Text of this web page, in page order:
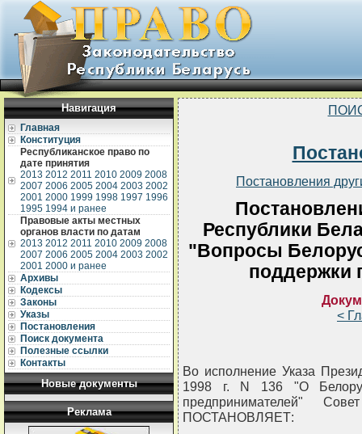
Навигация
Главная
Конституция
Республиканское право по
дате принятия
2013 2012 2011 2010 2009 2008
2007 2006 2005 2004 2003 2002
2001 2000 1999 1998 1997 1996
1995 1994 и ранее
Правовые акты местных
органов власти по датам
2013 2012 2011 2010 2009 2008
2007 2006 2005 2004 2003 2002
2001 2000 и ранее
Архивы
Кодексы
Законы
Указы
Постановления
Поиск документа
Полезные ссылки
Контакты
Новые документы
Реклама
Постановления
Республики
"Вопросы
поддержки
<
Во исполнение Указа
1998 г. N 136 "О
предпринимателей"
ПОСТАНОВЛЯЕТ: